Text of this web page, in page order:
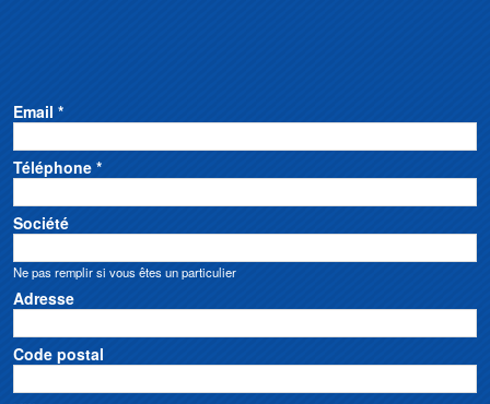
Email *
Téléphone *
Société
Ne pas remplir si vous êtes un particulier
Adresse
Code postal